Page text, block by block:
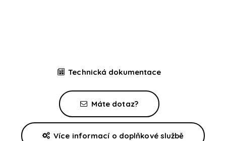
Technická dokumentace
Máte dotaz?
Více informací o doplňkové službě